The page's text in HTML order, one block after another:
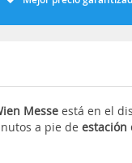
Messe está en el
a pie de estación